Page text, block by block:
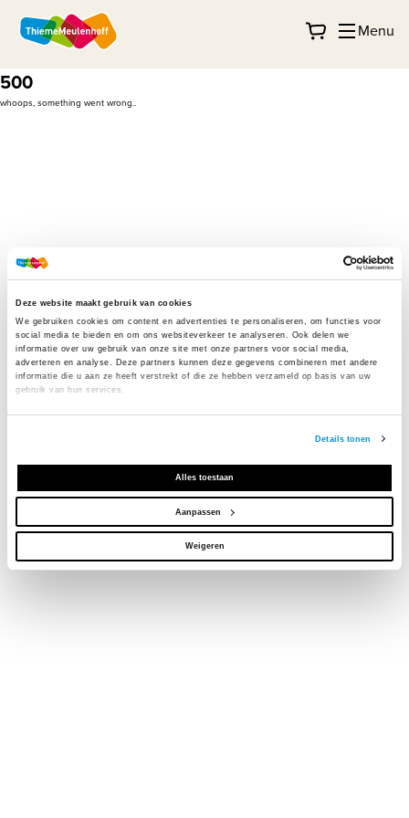
Deze website maakt gebruik van cookies
We gebruiken cookies om content en advertenties te personaliseren, om functies voor
social media te bieden en om ons websiteverkeer te analyseren. Ook delen we
informatie over uw gebruik van onze site met onze partners voor social media,
adverteren en analyse. Deze partners kunnen deze gegevens combineren met andere
informatie die u aan ze heeft verstrekt of die ze hebben verzameld op basis van uw
gebruik van hun services.
Details tonen
Alles toestaan
Aanpassen
Weigeren
Menu
500
whoops, something went wrong..